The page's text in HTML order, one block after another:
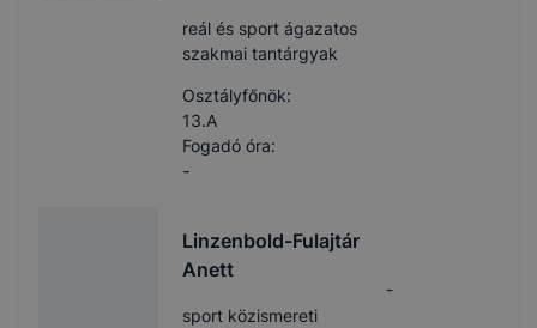
reál és sport ágazatos
szakmai tantárgyak
Osztályfőnök:
13.A
Fogadó óra:
-
Linzenbold-Fulajtár
Anett
sport közismereti
-